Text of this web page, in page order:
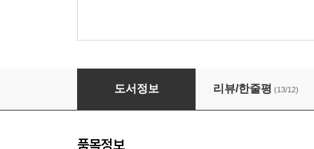
황금가지
도서정보 리뷰/한줄평 (13/12)
품목정보